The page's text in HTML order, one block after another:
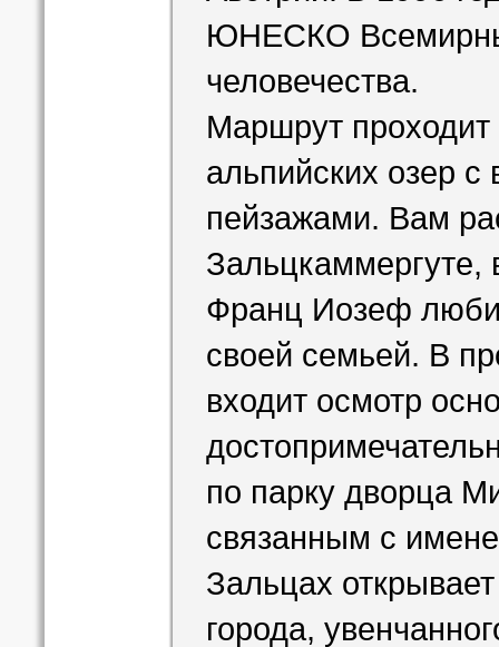
ЮНЕСКО
человечества.
Маршрут
альпийских озер
пейзажами. Вам
Зальцкаммергуте,
Франц Иозеф
своей семьей. В
входит осмотр
по парку дворца
связанным с
Зальцах
города,